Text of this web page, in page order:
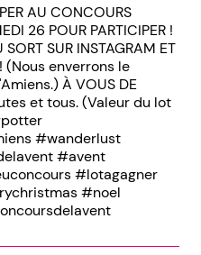
AU CONCOURS
26 POUR PARTICIPER !
SUR INSTAGRAM ET
! (Nous enverrons le
À VOUS DE
et tous. (Valeur du lot
#wanderlust
#avent
#lotagagner
#noel